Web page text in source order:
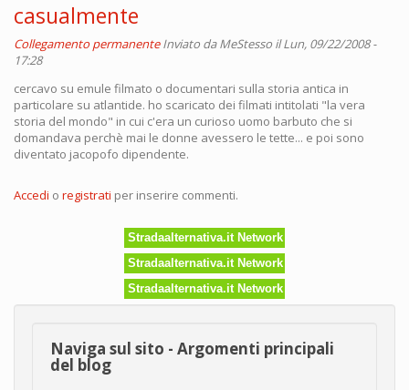
casualmente
Collegamento permanente Inviato daMeStesso il Lun, 09/22/2008 -
17:28
cercavo su emule filmato o documentari sulla storia antica in
particolare su atlantide. ho scaricato dei filmati intitolati "la vera
storia del mondo" in cui c'era un curioso uomo barbuto che si
domandava perchè mai le donne avessero le tette... e poi sono
diventato jacopofo dipendente.
Accedi o registrati per inserire commenti.
Stradaalternativa.it Network
Stradaalternativa.it Network
Stradaalternativa.it Network
Naviga sul sito - Argomenti principali
del blog